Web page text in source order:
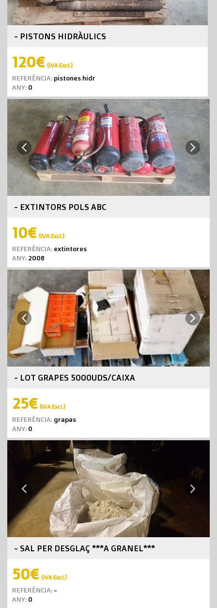
- PISTONS HIDRÀULICS
120€ (IVA Excl.)
REFERÈNCIA: pistones hidr
ANY: 0
Previous Next
- EXTINTORS POLS ABC
10€ (IVA Excl.)
REFERÈNCIA: extintores
ANY: 2008
Previous Next
- LOT GRAPES 5000UDS/CAIXA
25€ (IVA Excl.)
REFERÈNCIA: grapas
ANY: 0
Previous Next
- SAL PER DESGLAÇ ***A GRANEL***
50€ (IVA Excl.)
REFERÈNCIA: -
ANY: 0